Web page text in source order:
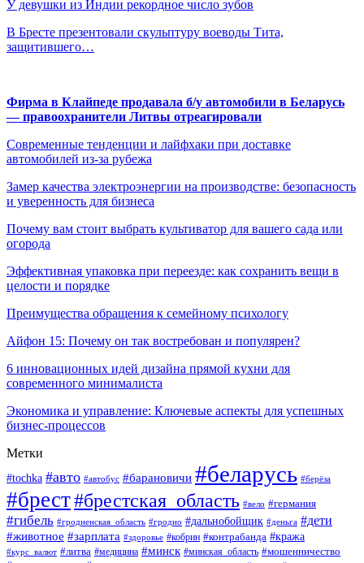
У девушки из Индии рекордное число зубов
В Бресте презентовали скульптуру воеводы Тита,
защитившего…
Фирма в Клайпеде продавала б/у автомобили в Беларусь
— правоохранители Литвы отреагировали
Современные тенденции и лайфхаки при доставке
автомобилей из-за рубежа
Замер качества электроэнергии на производстве: безопасность
и уверенность для бизнеса
Почему вам стоит выбрать культиватор для вашего сада или
огорода
Эффективная упаковка при переезде: как сохранить вещи в
целости и порядке
Преимущества обращения к семейному психологу
Айфон 15: Почему он так востребован и популярен?
6 инновационных идей дизайна прямой кухни для
современного минималиста
Экономика и управление: Ключевые аспекты для успешных
бизнес-процессов
Метки
#tochka #авто #автобус #барановичи #беларусь #берёза
#брест#брестская_область #вело #германия
#гибель #гродненская_область #гродно #дальнобойщик #деньга #дети
#животное #зарплата #здоровье #кобрин #контрабанда #кража
#курс_валют #литва #медицина #минск #минская_область #мошенничество